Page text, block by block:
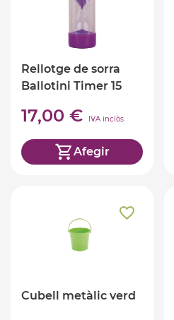
Rellotge de sorra
Ballotini Timer 15
17,00 € IVA inclòs
Afegir
Cubell metàlic verd